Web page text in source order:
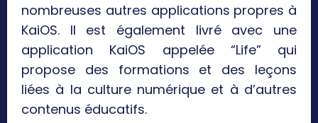
nombreuses autres applications propres à
KaiOS. Il est également livré avec une
application KaiOS appelée “Life” qui
propose des formations et des leçons
liées à la culture numérique et à d’autres
contenus éducatifs.